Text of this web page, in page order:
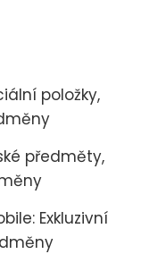
položky,
předměty,
Exkluzivní